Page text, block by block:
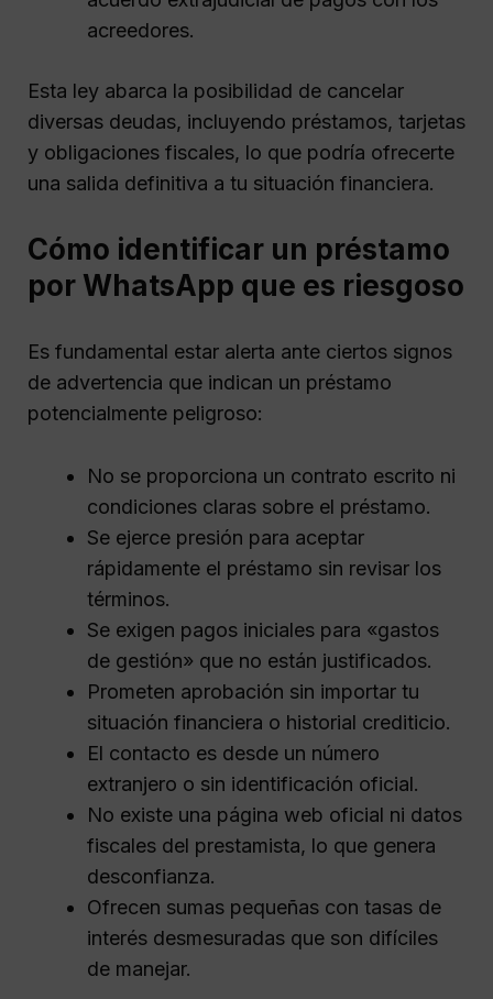
acreedores.
Esta ley abarca la posibilidad de cancelar
diversas deudas, incluyendo préstamos, tarjetas
y obligaciones fiscales, lo que podría ofrecerte
una salida definitiva a tu situación financiera.
Cómo identificar un préstamo
por WhatsApp que es riesgoso
Es fundamental estar alerta ante ciertos signos
de advertencia que indican un préstamo
potencialmente peligroso:
No se proporciona un contrato escrito ni
condiciones claras sobre el préstamo.
Se ejerce presión para aceptar
rápidamente el préstamo sin revisar los
términos.
Se exigen pagos iniciales para «gastos
de gestión» que no están justificados.
Prometen aprobación sin importar tu
situación financiera o historial crediticio.
El contacto es desde un número
extranjero o sin identificación oficial.
No existe una página web oficial ni datos
fiscales del prestamista, lo que genera
desconfianza.
Ofrecen sumas pequeñas con tasas de
interés desmesuradas que son difíciles
de manejar.